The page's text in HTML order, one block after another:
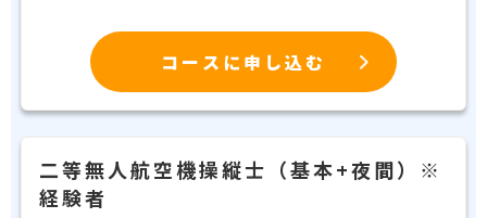
コースに申し込む
二等無人航空機操縦士（基本+夜間）※
経験者